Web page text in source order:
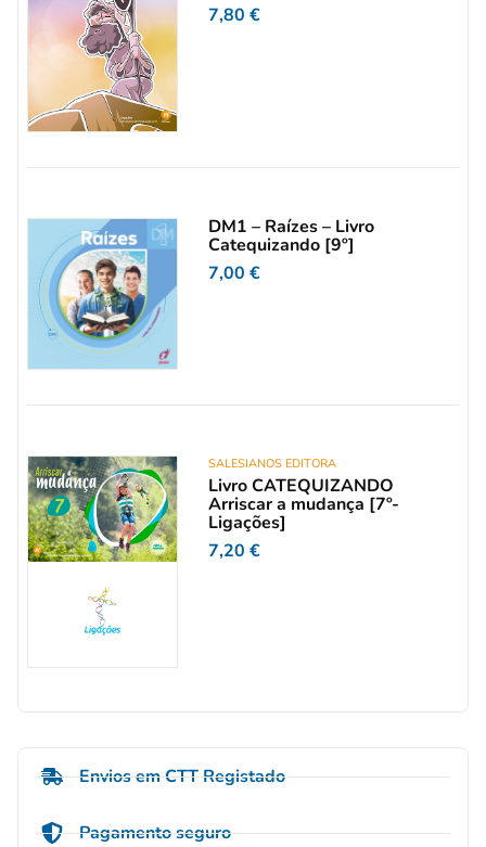
7,80€
DM1 – Raízes – Livro
Catequizando [9º]
7,00€
SALESIANOS EDITORA
Livro CATEQUIZANDO
Arriscar a mudança [7º-
Ligações]
7,20€
Envios em CTT Registado
Pagamento seguro